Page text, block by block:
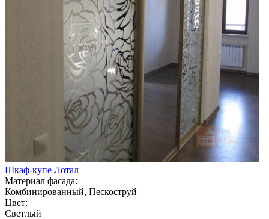
Шкаф-купе Лотал
Материал фасада:
Комбинированный, Пескоструй
Цвет:
Светлый